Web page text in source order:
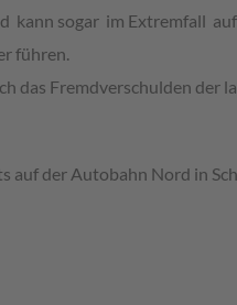
kann sogar im Extremfall
führen.
Fremdverschulden der
der Autobahn Nord in